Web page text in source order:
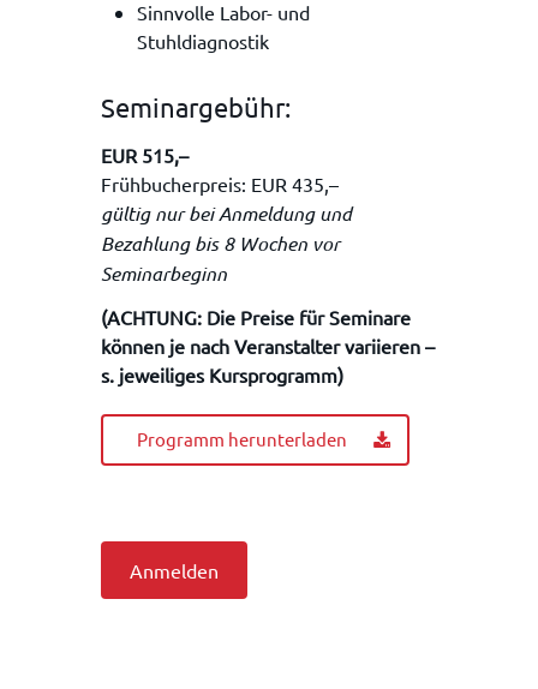
Sinnvolle Labor- und
Stuhldiagnostik
Seminargebühr:
EUR 515,–
Frühbucherpreis: EUR 435,–
gültig nur bei Anmeldung und
Bezahlung bis 8 Wochen vor
Seminarbeginn
(ACHTUNG: Die Preise für Seminare
können je nach Veranstalter variieren –
s. jeweiliges Kursprogramm)
Programm herunterladen
Anmelden